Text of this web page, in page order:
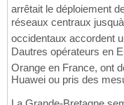
arrêtait le déploiement
réseaux centraux
occidentaux accordent
Dautres opérateurs en
Orange en France, ont
Huawei ou pris des